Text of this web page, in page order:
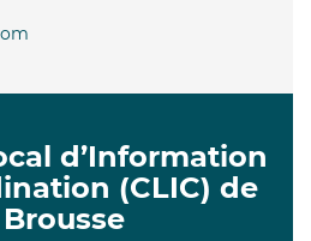
d’Information
(CLIC) de